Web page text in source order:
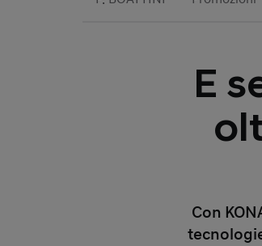
E
Con